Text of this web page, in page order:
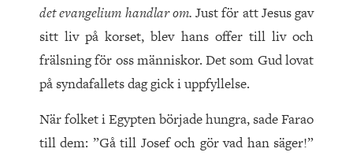
det evangelium handlar om. Just för att Jesus gav
sitt liv på korset, blev hans offer till liv och
frälsning för oss människor. Det som Gud lovat
på syndafallets dag gick i uppfyllelse.
När folket i Egypten började hungra, sade Farao
till dem: ”Gå till Josef och gör vad han säger!”